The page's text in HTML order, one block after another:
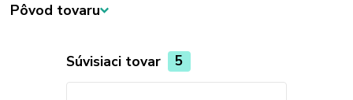
Pôvod tovaru
Súvisiaci tovar 5